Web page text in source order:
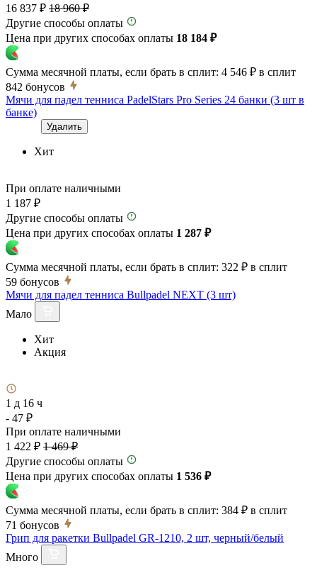
16 837 ₽ 18 960 ₽
Другие способы оплаты
Цена при других способах оплаты 18 184 ₽
Сумма месячной платы, если брать в сплит: 4 546 ₽ в сплит
842 бонусов
Мячи для падел тенниса PadelStars Pro Series 24 банки (3 шт в
банке)
Удалить
Хит
При оплате наличными
1 187 ₽
Другие способы оплаты
Цена при других способах оплаты 1 287 ₽
Сумма месячной платы, если брать в сплит: 322 ₽ в сплит
59 бонусов
Мячи для падел тенниса Bullpadel NEXT (3 шт)
Мало
Хит
Акция
1 д 16 ч
- 47 ₽
При оплате наличными
1 422 ₽ 1 469 ₽
Другие способы оплаты
Цена при других способах оплаты 1 536 ₽
Сумма месячной платы, если брать в сплит: 384 ₽ в сплит
71 бонусов
Грип для ракетки Bullpadel GR-1210, 2 шт, черный/белый
Много